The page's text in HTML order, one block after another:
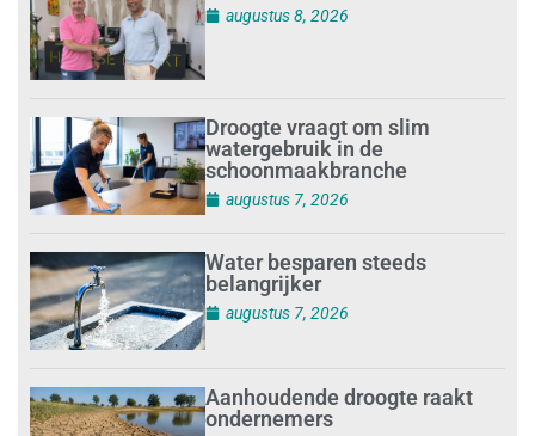
augustus 8, 2026
Droogte vraagt om slim
watergebruik in de
schoonmaakbranche
augustus 7, 2026
Water besparen steeds
belangrijker
augustus 7, 2026
Aanhoudende droogte raakt
ondernemers